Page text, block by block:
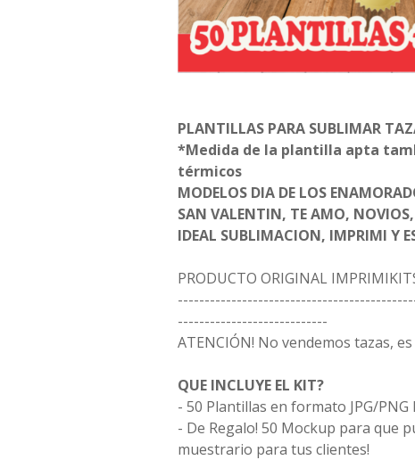
PLANTILLAS PARA SUBLIMAR
*Medida de la plantilla apta
térmicos
MODELOS DIA DE LOS
SAN VALENTIN, TE AMO,
IDEAL SUBLIMACION, IMPRIMI Y
PRODUCTO ORIGINAL
----------------------------
ATENCIÓN! No vendemos tazas,
QUE INCLUYE EL KIT?
- 50 Plantillas en formato JPG/
- De Regalo! 50 Mockup para que
muestrario para tus clientes!